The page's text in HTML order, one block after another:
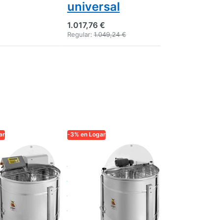
universal
1.017,76 €
Regular: 1.049,24 €
4
-3% en Logar
Centrífuga
autovuelco
Logar 4
cuadros,